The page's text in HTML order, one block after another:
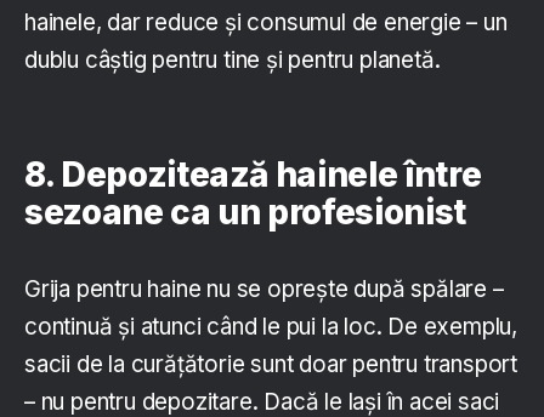
hainele, dar reduce și consumul de energie – un
dublu câștig pentru tine și pentru planetă.
8. Depozitează hainele între
sezoane ca un profesionist
Grija pentru haine nu se oprește după spălare –
continuă și atunci când le pui la loc. De exemplu,
sacii de la curățătorie sunt doar pentru transport
– nu pentru depozitare. Dacă le lași în acei saci